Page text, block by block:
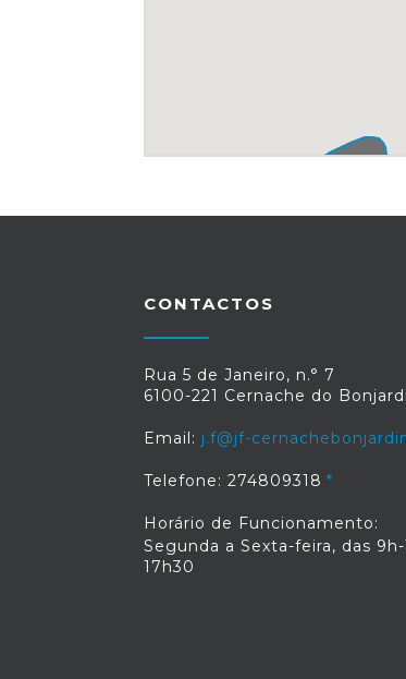
CONTACTOS
Rua 5 de Janeiro, n.° 7
6100-221 Cernache do
Email: j.f@jf-
Telefone: 274809318
Horário de Funcionamento:
Segunda a Sexta-feira, das 9h-
17h30